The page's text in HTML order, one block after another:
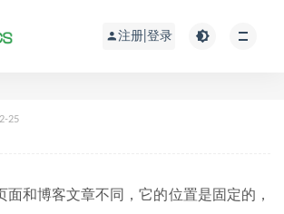
注册|登录
25
面和博客文章不同，它的位置是固定的，